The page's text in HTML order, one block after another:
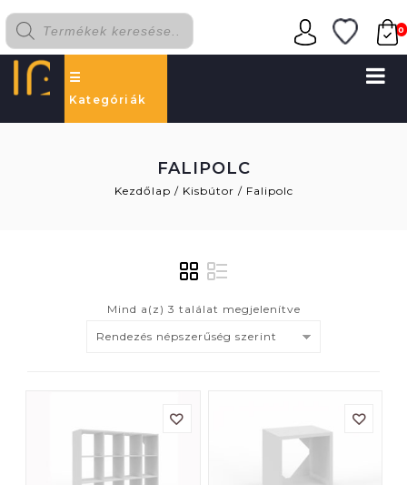
0
Kategóriák
FALIPOLC
Kezdőlap / Kisbútor / Falipolc
Mind a(z) 3 találat megjelenítve
Rendezés népszerűség szerint